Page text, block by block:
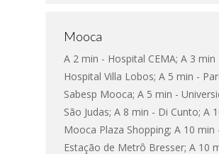
Mooca
A 2 min - Hospital CEMA; A 3 min
Hospital Villa Lobos; A 5 min -
Sabesp Mooca; A 5 min -
São Judas; A 8 min - Di Cunto; A
Mooca Plaza Shopping; A 10 min
Estação de Metrô Bresser; A 10